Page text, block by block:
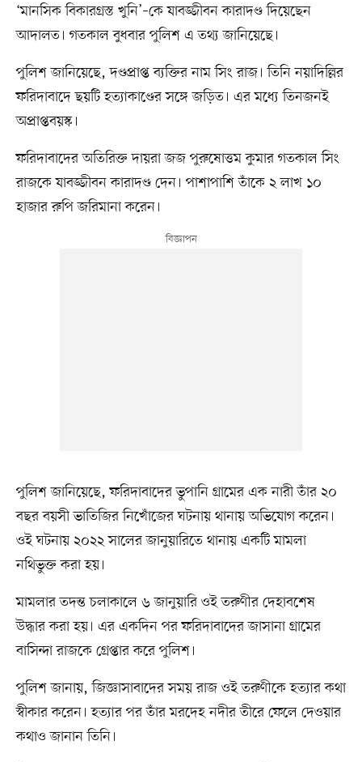
‘মানসিক বিকারগ্রস্ত খুনি’–কে যাবজ্জীবন কারাদণ্ড দিয়েছেন
আদালত। গতকাল বুধবার পুলিশ এ তথ্য জানিয়েছে।
পুলিশ জানিয়েছে, দণ্ডপ্রাপ্ত ব্যক্তির নাম সিং রাজ। তিনি নয়াদিল্লির
ফরিদাবাদে ছয়টি হত্যাকাণ্ডের সঙ্গে জড়িত। এর মধ্যে তিনজনই
অপ্রাপ্তবয়স্ক।
ফরিদাবাদের অতিরিক্ত দায়রা জজ পুরুষোত্তম কুমার গতকাল সিং
রাজকে যাবজ্জীবন কারাদণ্ড দেন। পাশাপাশি তাঁকে ২ লাখ ১০
হাজার রুপি জরিমানা করেন।
পুলিশ জানিয়েছে, ফরিদাবাদের ভুপানি গ্রামের এক নারী তাঁর ২০
বছর বয়সী ভাতিজির নিখোঁজের ঘটনায় থানায় অভিযোগ করেন।
ওই ঘটনায় ২০২২ সালের জানুয়ারিতে থানায় একটি মামলা
নথিভুক্ত করা হয়।
মামলার তদন্ত চলাকালে ৬ জানুয়ারি ওই তরুণীর দেহাবশেষ
উদ্ধার করা হয়। এর একদিন পর ফরিদাবাদের জাসানা গ্রামের
বাসিন্দা রাজকে গ্রেপ্তার করে পুলিশ।
পুলিশ জানায়, জিজ্ঞাসাবাদের সময় রাজ ওই তরুণীকে হত্যার কথা
স্বীকার করেন। হত্যার পর তাঁর মরদেহ নদীর তীরে ফেলে দেওয়ার
কথাও জানান তিনি।